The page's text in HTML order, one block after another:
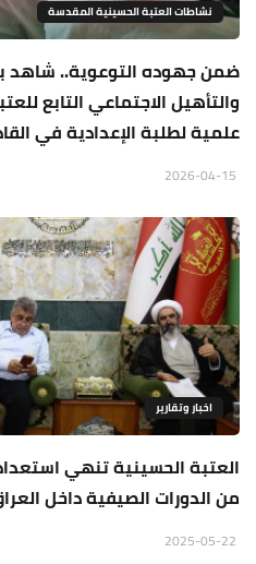
نشاطات العتبة الحسينية المقدسة
ضمن جهوده التوعوية.. شاهد
والتأهيل الاجتماعي التابع
علمية لطلبة الإعدادية في
اخبار وتقارير
من الدورات الصيفية داخل